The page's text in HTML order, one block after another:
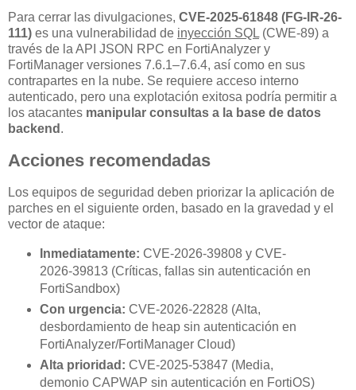
Para cerrar las divulgaciones, CVE-2025-61848 (FG-IR-26-
111) es una vulnerabilidad de inyección SQL (CWE-89) a
través de la API JSON RPC en FortiAnalyzer y
FortiManager versiones 7.6.1–7.6.4, así como en sus
contrapartes en la nube. Se requiere acceso interno
autenticado, pero una explotación exitosa podría permitir a
los atacantes manipular consultas a la base de datos
backend .
Acciones recomendadas
Los equipos de seguridad deben priorizar la aplicación de
parches en el siguiente orden, basado en la gravedad y el
vector de ataque:
Inmediatamente: CVE-2026-39808 y CVE-
2026-39813 (Críticas, fallas sin autenticación en
FortiSandbox)
Con urgencia: CVE-2026-22828 (Alta,
desbordamiento de heap sin autenticación en
FortiAnalyzer/FortiManager Cloud)
Alta prioridad: CVE-2025-53847 (Media,
demonio CAPWAP sin autenticación en FortiOS)